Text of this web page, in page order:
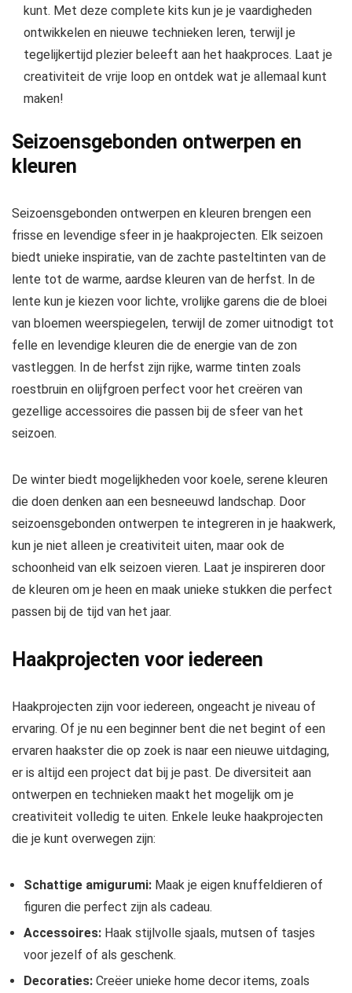
kunt. Met deze complete kits kun je je vaardigheden
ontwikkelen en nieuwe technieken leren, terwijl je
tegelijkertijd plezier beleeft aan het haakproces. Laat je
creativiteit de vrije loop en ontdek wat je allemaal kunt
maken!
Seizoensgebonden ontwerpen en
kleuren
Seizoensgebonden ontwerpen en kleuren brengen een
frisse en levendige sfeer in je haakprojecten. Elk seizoen
biedt unieke inspiratie, van de zachte pasteltinten van de
lente tot de warme, aardse kleuren van de herfst. In de
lente kun je kiezen voor lichte, vrolijke garens die de bloei
van bloemen weerspiegelen, terwijl de zomer uitnodigt tot
felle en levendige kleuren die de energie van de zon
vastleggen. In de herfst zijn rijke, warme tinten zoals
roestbruin en olijfgroen perfect voor het creëren van
gezellige accessoires die passen bij de sfeer van het
seizoen.
De winter biedt mogelijkheden voor koele, serene kleuren
die doen denken aan een besneeuwd landschap. Door
seizoensgebonden ontwerpen te integreren in je haakwerk,
kun je niet alleen je creativiteit uiten, maar ook de
schoonheid van elk seizoen vieren. Laat je inspireren door
de kleuren om je heen en maak unieke stukken die perfect
passen bij de tijd van het jaar.
Haakprojecten voor iedereen
Haakprojecten zijn voor iedereen, ongeacht je niveau of
ervaring. Of je nu een beginner bent die net begint of een
ervaren haakster die op zoek is naar een nieuwe uitdaging,
er is altijd een project dat bij je past. De diversiteit aan
ontwerpen en technieken maakt het mogelijk om je
creativiteit volledig te uiten. Enkele leuke haakprojecten
die je kunt overwegen zijn:
Schattige amigurumi: Maak je eigen knuffeldieren of
figuren die perfect zijn als cadeau.
Accessoires: Haak stijlvolle sjaals, mutsen of tasjes
voor jezelf of als geschenk.
Decoraties: Creëer unieke home decor items, zoals